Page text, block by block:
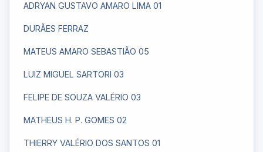
ADRYAN GUSTAVO AMARO LIMA 01
DURÃES FERRAZ
MATEUS AMARO SEBASTIÃO 05
LUIZ MIGUEL SARTORI 03
FELIPE DE SOUZA VALÉRIO 03
MATHEUS H. P. GOMES 02
THIERRY VALÉRIO DOS SANTOS 01